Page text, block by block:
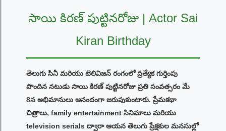
సాయి కిరణ్ పుట్టినరోజు | Actor Sai
Kiran Birthday
తెలుగు సినీ మరియు టెలివిజన్ రంగంలో ప్రత్యేక గుర్తింపు
పొందిన నటుడు సాయి కిరణ్ పుట్టినరోజు ప్రతి సంవత్సరం మే
8న అభిమానులు ఆనందంగా జరుపుకుంటారు. ప్రేమకథా
చిత్రాలు, family entertainment సినిమాలు మరియు
television serials ద్వారా ఆయన తెలుగు ప్రేక్షకుల మనసుల్లో